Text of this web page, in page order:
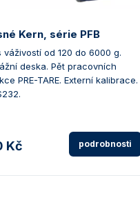
Kern, série PFB
váživostí od 120 do 6000 g.
deska. Pět pracovních
PRE-TARE. Externí kalibrace.
Kč podrobnosti